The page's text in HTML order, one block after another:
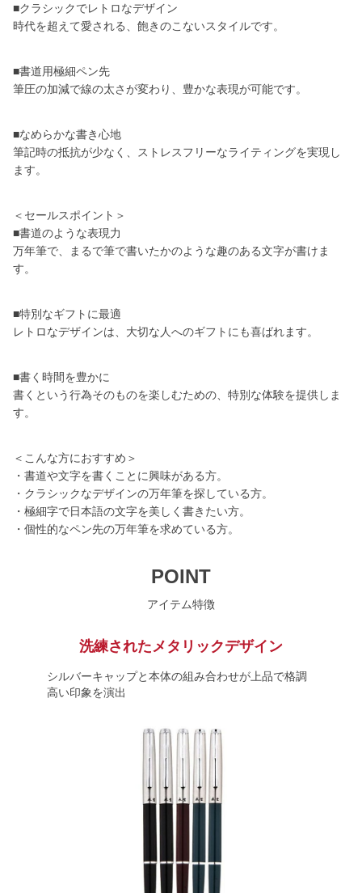
■クラシックでレトロなデザイン
時代を超えて愛される、飽きのこないスタイルです。
■書道用極細ペン先
筆圧の加減で線の太さが変わり、豊かな表現が可能です。
■なめらかな書き心地
筆記時の抵抗が少なく、ストレスフリーなライティングを実現し
ます。
＜セールスポイント＞
■書道のような表現力
万年筆で、まるで筆で書いたかのような趣のある文字が書けま
す。
■特別なギフトに最適
レトロなデザインは、大切な人へのギフトにも喜ばれます。
■書く時間を豊かに
書くという行為そのものを楽しむための、特別な体験を提供しま
す。
＜こんな方におすすめ＞
・書道や文字を書くことに興味がある方。
・クラシックなデザインの万年筆を探している方。
・極細字で日本語の文字を美しく書きたい方。
・個性的なペン先の万年筆を求めている方。
POINT
アイテム特徴
洗練されたメタリックデザイン
シルバーキャップと本体の組み合わせが上品で格調
高い印象を演出